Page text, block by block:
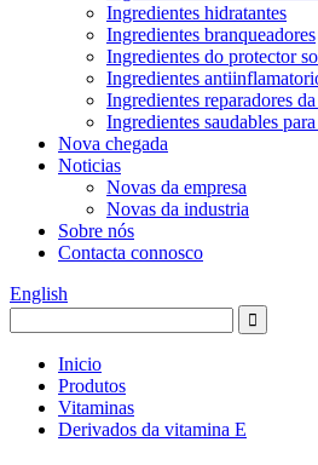
Ingredientes hidratantes
Ingredientes branqueadores
Ingredientes do protector
Ingredientes
Ingredientes reparadores
Ingredientes saudables
Nova chegada
Noticias
Novas da empresa
Novas da industria
Sobre nós
Contacta connosco
English
Inicio
Produtos
Vitaminas
Derivados da vitamina E